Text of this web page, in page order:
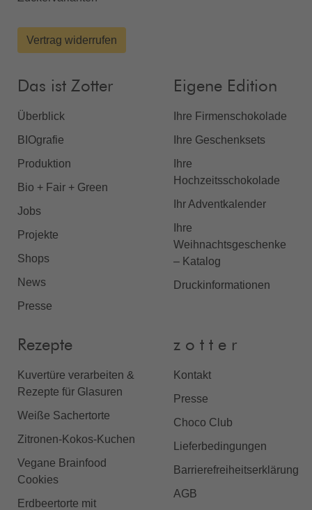
Vertrag widerrufen
Das ist Zotter
Überblick
BIOgrafie
Produktion
Bio + Fair + Green
Jobs
Projekte
Shops
News
Presse
Eigene Edition
Ihre Firmenschokolade
Ihre Geschenksets
Ihre
Hochzeitsschokolade
Ihr Adventkalender
Ihre
Weihnachtsgeschenke
– Katalog
Druckinformationen
Rezepte
Kuvertüre verarbeiten &
Rezepte für Glasuren
Weiße Sachertorte
Zitronen-Kokos-Kuchen
Vegane Brainfood
Cookies
Erdbeertorte mit
z o t t e r
Kontakt
Presse
Choco Club
Lieferbedingungen
Barrierefreiheitserklärung
AGB